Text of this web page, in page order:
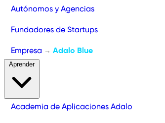
Autónomos y Agencias
Fundadores de Startups
Empresa → Adalo Blue
Aprender
Academia de Aplicaciones Adalo